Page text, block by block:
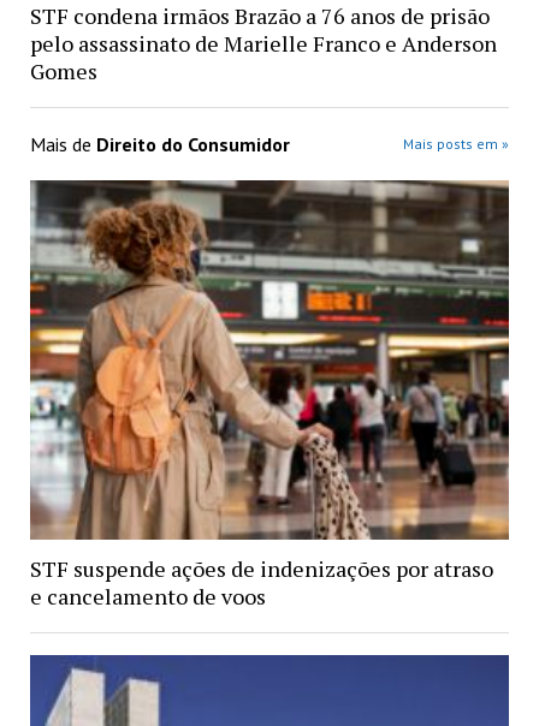
STF condena irmãos Brazão a 76 anos de prisão
pelo assassinato de Marielle Franco e Anderson
Gomes
Mais de Direito do Consumidor Mais posts em »
STF suspende ações de indenizações por atraso
e cancelamento de voos